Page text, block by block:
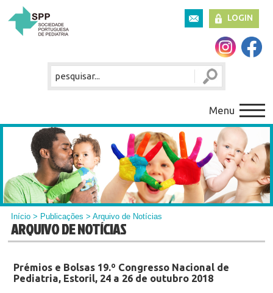
LOGIN
Menu
Início > Publicações > Arquivo de Notícias
ARQUIVO DE NOTÍCIAS
Prémios e Bolsas 19.º Congresso Nacional de
Pediatria, Estoril, 24 a 26 de outubro 2018